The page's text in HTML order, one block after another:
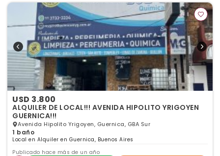
USD 3.800
ALQUILER DE LOCAL!!! AVENIDA HIPOLITO YRIGOYEN
GUERNICA!!!
Avenida Hipolito Yrigoyen, Guernica, GBA Sur
1 baño
Local en Alquiler en Guernica, Buenos Aires
Publicado hace más de un año